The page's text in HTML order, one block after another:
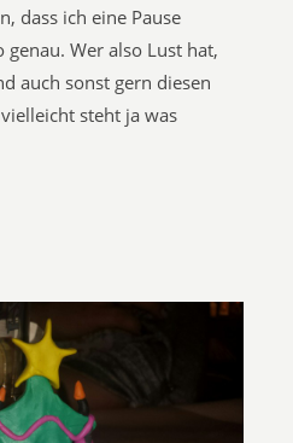
dass ich eine Pause
genau. Wer also Lust hat,
auch sonst gern diesen
steht ja was